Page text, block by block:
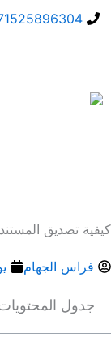
تخطي
كيفية تصديق
فراس الجهام
جدول